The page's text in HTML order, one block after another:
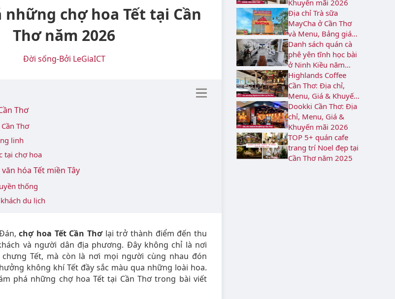
những chợ hoa Tết tại Cần
Thơ năm 2026
Đời sống-Bởi LeGiaICT
Thơ
Thơ
linh
tại chợ hoa
hóa Tết miền Tây
thống
du lịch
chợ hoa Tết Cần Thơlại trở thành điểm đến thu
và người dân địa phương. Đây không chỉ là nơi
Tết, mà còn là nơi mọi người cùng nhau đón
không khí Tết đầy sắc màu qua những loài hoa.
phá những chợ hoa Tết tại Cần Thơ trong bài viết
Khuyến mãi 2026
Địa chỉ Trà sữa
MayCha ở Cần Thơ
và Menu, Bảng giá
2026
Danh sách quán cà
phê yên tĩnh học bài
ở Ninh Kiều năm
2026
Highlands Coffee
Cần Thơ: Địa chỉ,
Menu, Giá & Khuyến
mãi 2026
Dookki Cần Thơ: Địa
chỉ, Menu, Giá &
Khuyến mãi 2026
TOP 5+ quán cafe
trang trí Noel đẹp tại
Cần Thơ năm 2025